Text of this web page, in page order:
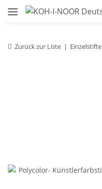
Zurück zur Liste Einzelstifte